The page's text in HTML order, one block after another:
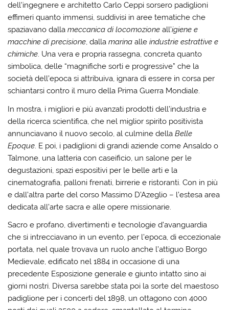
dell’ingegnere e architetto Carlo Ceppi sorsero padiglioni
effimeri quanto immensi, suddivisi in aree tematiche che
spaziavano dallameccanica di locomozione all’igiene e
macchine di precisione, dallamarinaalleindustrie estrattive e
chimiche. Una vera e propria rassegna, concreta quanto
simbolica, delle “magnifiche sorti e progressive” che la
società dell’epoca si attribuiva, ignara di essere in corsa per
schiantarsi contro il muro della Prima Guerra Mondiale.
In mostra, i migliori e più avanzati prodotti dell’industria e
della ricerca scientifica, che nel miglior spirito positivista
annunciavano il nuovo secolo, al culmine dellaBelle
Epoque. E poi, i padiglioni di grandi aziende come Ansaldo o
Talmone, una latteria con caseificio, un salone per le
degustazioni, spazi espositivi per le belle arti e la
cinematografia, palloni frenati, birrerie e ristoranti. Con in più
e dall’altra parte del corso Massimo D’Azeglio – l’estesa area
dedicata all’arte sacra e alle opere missionarie.
Sacro e profano, divertimenti e tecnologie d’avanguardia
che si intrecciavano in un evento, per l’epoca, di eccezionale
portata, nel quale trovava un ruolo anche l’attiguo Borgo
Medievale, edificato nel 1884 in occasione di una
precedente Esposizione generale e giunto intatto sino ai
giorni nostri. Diversa sarebbe stata poi la sorte del maestoso
padiglione per i concerti del 1898, un ottagono con 4000